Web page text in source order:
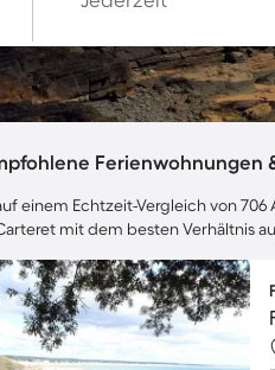
einem Echtzeit-Vergleich von
mit dem besten Verhältnis